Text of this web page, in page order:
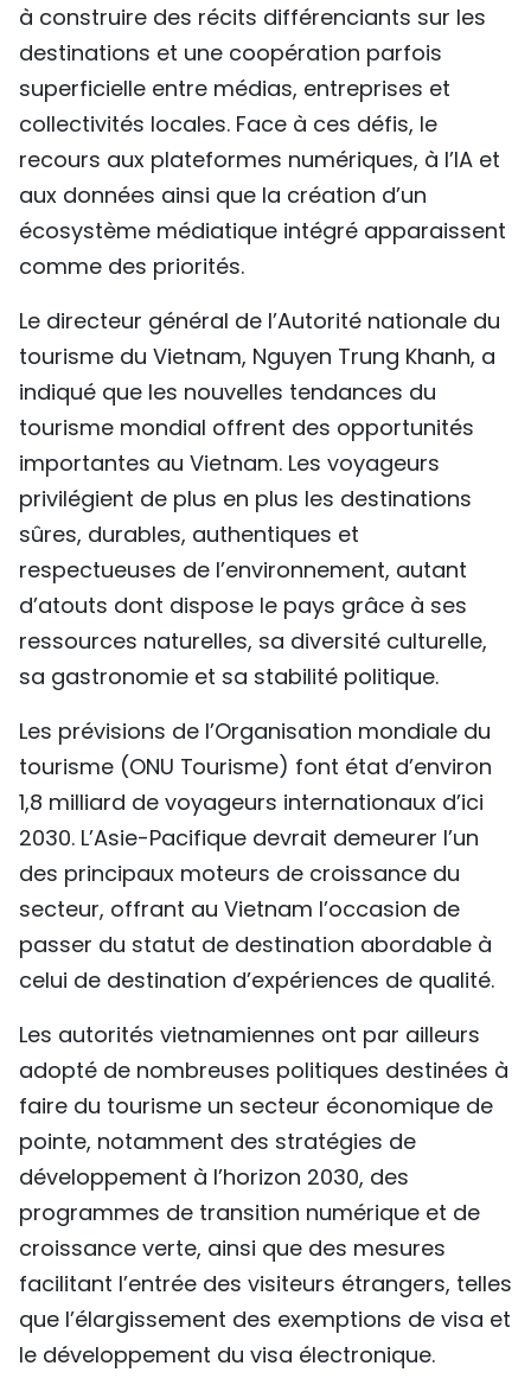
à construire des récits différenciants sur les
destinations et une coopération parfois
superficielle entre médias, entreprises et
collectivités locales. Face à ces défis, le
recours aux plateformes numériques, à l’IA et
aux données ainsi que la création d’un
écosystème médiatique intégré apparaissent
comme des priorités.
Le directeur général de l’Autorité nationale du
tourisme du Vietnam, Nguyen Trung Khanh, a
indiqué que les nouvelles tendances du
tourisme mondial offrent des opportunités
importantes au Vietnam. Les voyageurs
privilégient de plus en plus les destinations
sûres, durables, authentiques et
respectueuses de l’environnement, autant
d’atouts dont dispose le pays grâce à ses
ressources naturelles, sa diversité culturelle,
sa gastronomie et sa stabilité politique.
Les prévisions de l’Organisation mondiale du
tourisme (ONU Tourisme) font état d’environ
1,8 milliard de voyageurs internationaux d’ici
2030. L’Asie-Pacifique devrait demeurer l’un
des principaux moteurs de croissance du
secteur, offrant au Vietnam l’occasion de
passer du statut de destination abordable à
celui de destination d’expériences de qualité.
Les autorités vietnamiennes ont par ailleurs
adopté de nombreuses politiques destinées à
faire du tourisme un secteur économique de
pointe, notamment des stratégies de
développement à l’horizon 2030, des
programmes de transition numérique et de
croissance verte, ainsi que des mesures
facilitant l’entrée des visiteurs étrangers, telles
que l’élargissement des exemptions de visa et
le développement du visa électronique.